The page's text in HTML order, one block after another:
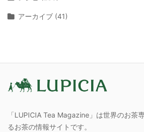
アーカイブ (41)
「LUPICIA Tea Magazine」は世界のお茶
るお茶の情報サイトです。